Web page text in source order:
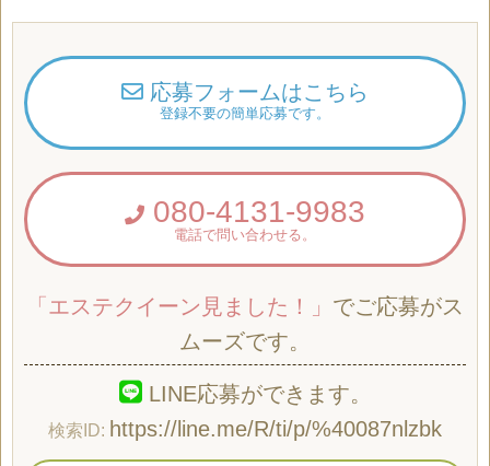
応募フォームはこちら
登録不要の簡単応募です。
080-4131-9983
電話で問い合わせる。
「エステクイーン見ました！」 でご応募がス
ムーズです。
LINE応募ができます。
https://line.me/R/ti/p/%40087nlzbk